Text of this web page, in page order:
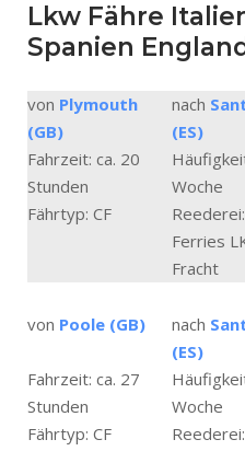
Lkw Fähre
Spanien
von Plymouth
(GB)
nach
(ES)
Fahrzeit: ca. 20
Stunden
Woche
Fährtyp: CF
Ferries
Fracht
von Poole (GB) nach
(ES)
Fahrzeit: ca. 27
Stunden
Woche
Fährtyp: CF